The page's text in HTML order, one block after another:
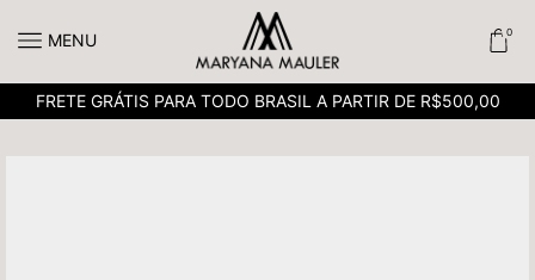
MENU 0
FRETE GRÁTIS PARA TODO BRASIL A PARTIR DE R$500,00